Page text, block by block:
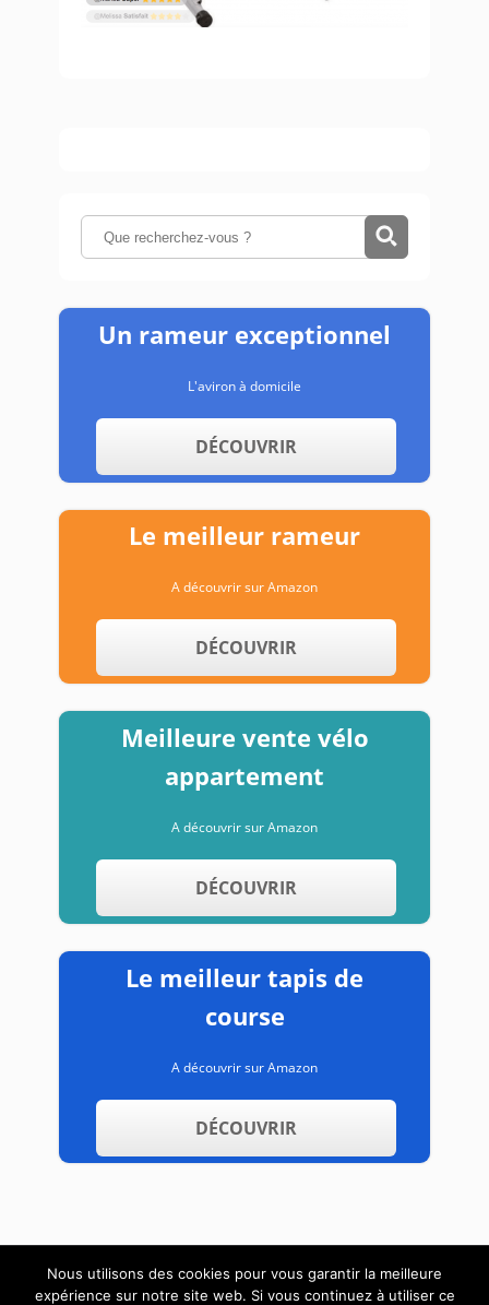
Un rameur exceptionnel
L'aviron à domicile
DÉCOUVRIR
Le meilleur rameur
A découvrir sur Amazon
DÉCOUVRIR
Meilleure vente vélo
appartement
A découvrir sur Amazon
DÉCOUVRIR
Le meilleur tapis de
course
A découvrir sur Amazon
DÉCOUVRIR
Nous utilisons des cookies pour vous garantir la meilleure
expérience sur notre site web. Si vous continuez à utiliser ce